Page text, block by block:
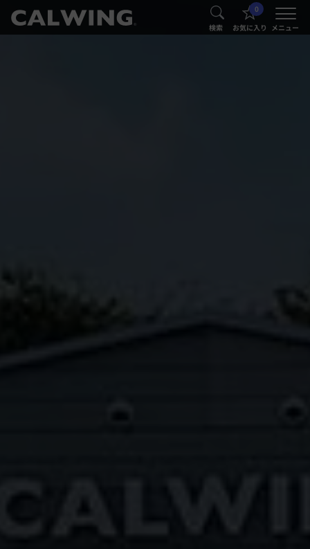
® 検索
0
お気に入り メニュー
®